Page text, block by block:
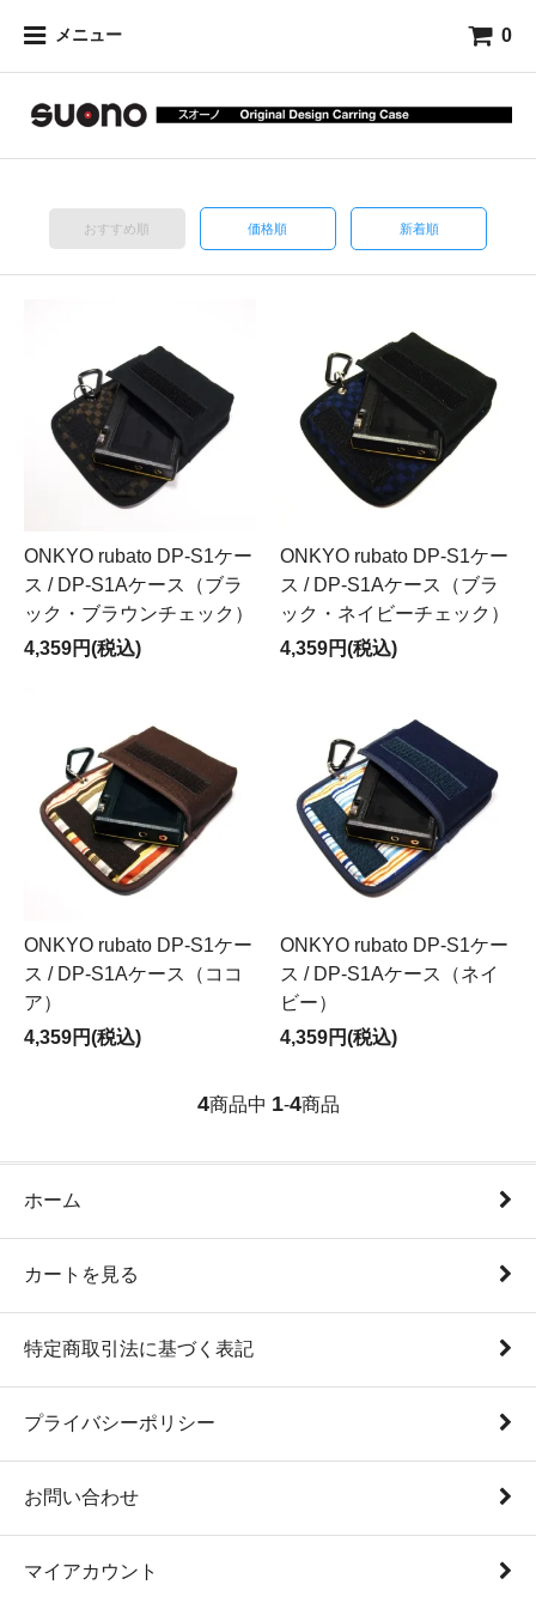
メニュー 0
おすすめ順 価格順 新着順
ONKYO rubato DP-S1ケー
ス / DP-S1Aケース（ブラ
ック・ブラウンチェック）
4,359円(税込)
ONKYO rubato DP-S1ケー
ス / DP-S1Aケース（ブラ
ック・ネイビーチェック）
4,359円(税込)
ONKYO rubato DP-S1ケー
ス / DP-S1Aケース（ココ
ア）
4,359円(税込)
ONKYO rubato DP-S1ケー
ス / DP-S1Aケース（ネイ
ビー）
4,359円(税込)
4商品中 1-4商品
ホーム
カートを見る
特定商取引法に基づく表記
プライバシーポリシー
お問い合わせ
マイアカウント